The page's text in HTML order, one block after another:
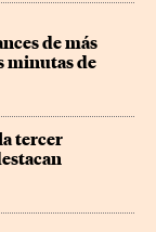
de más
minutas de
tercer